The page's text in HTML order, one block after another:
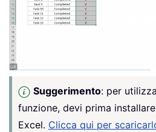
Suggerimento: per
funzione, devi prima
Excel. Clicca qui per